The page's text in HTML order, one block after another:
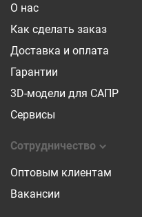
О нас
Как сделать заказ
Доставка и оплата
Гарантии
3D-модели для САПР
Сервисы
Сотрудничество
Оптовым клиентам
Вакансии